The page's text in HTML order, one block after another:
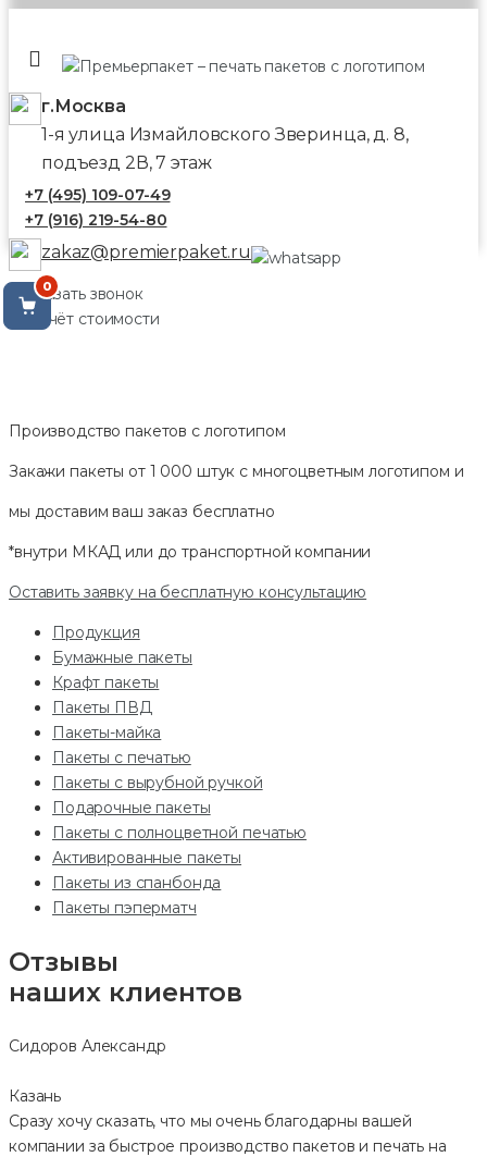
г.Москва
1-я улица Измайловского Зверинца, д. 8,
подъезд 2В, 7 этаж
+7 (495) 109-07-49
+7 (916) 219-54-80
zakaz@premierpaket.ru
Заказать звонок
Расчёт стоимости
0
Производство пакетов с логотипом
Закажи пакеты от 1 000 штук с многоцветным логотипом и
мы доставим ваш заказ бесплатно
*внутри МКАД или до транспортной компании
Оставить заявку на бесплатную консультацию
Продукция
Бумажные пакеты
Крафт пакеты
Пакеты ПВД
Пакеты-майка
Пакеты с печатью
Пакеты с вырубной ручкой
Подарочные пакеты
Пакеты с полноцветной печатью
Активированные пакеты
Пакеты из спанбонда
Пакеты пэперматч
Отзывы
наших клиентов
Сидоров Александр
Казань
Сразу хочу сказать, что мы очень благодарны вашей
компании за быстрое производство пакетов и печать на